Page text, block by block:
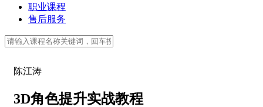
职业课程
售后服务
陈江涛
3D角色提升实战教程